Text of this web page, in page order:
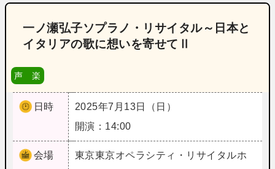
一ノ瀬弘子ソプラノ・リサイタル～日本と
イタリアの歌に想いを寄せてⅡ
声 楽
日時
2025年7月13日（日）
開演：14:00
会場 東京東京オペラシティ・リサイタルホ